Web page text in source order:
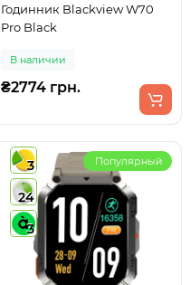
Годинник Blackview W70
Pro Black
В наличии
₴2774 грн.
3
24
3
Популярный